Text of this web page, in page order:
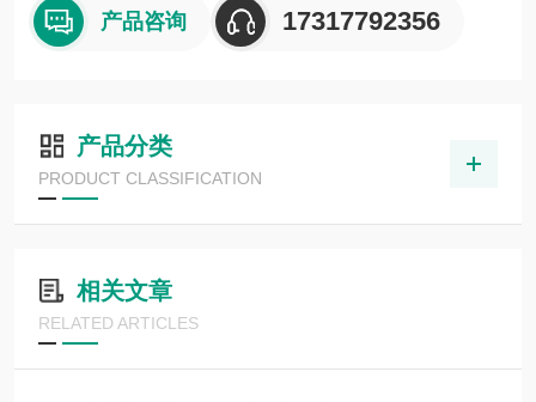
产品咨询 17317792356
产品分类
PRODUCT CLASSIFICATION
相关文章
RELATED ARTICLES